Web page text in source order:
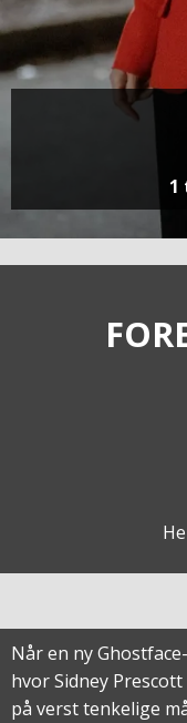
1
Når en ny
hvor Sidney
på verst tenkelige